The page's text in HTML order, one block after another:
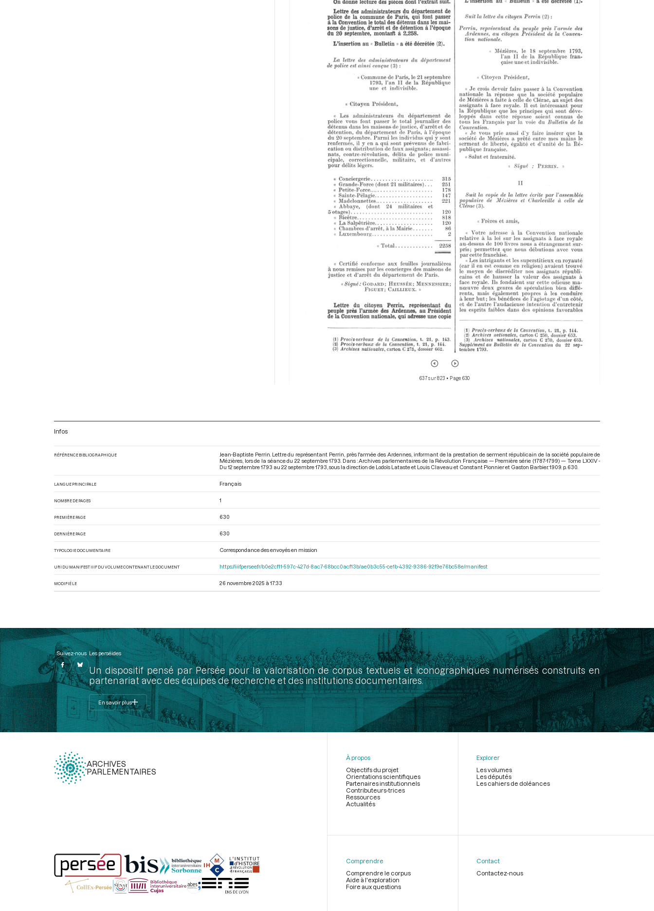
637 sur 823 • Page 630
Infos
RÉFÉRENCE BIBLIOGRAPHIQUE
Jean-Baptiste Perrin. Lettre du représentant Perrin, près l'armée des Ardennes, informant de la prestation de serment républicain de la société populaire de
Mézières, lors de la séance du 22 septembre 1793. Dans : Archives parlementaires de la Révolution Française — Première série (1787-1799) — Tome LXXIV -
Du 12 septembre 1793 au 22 septembre 1793 , sous la direction de Lodoïs Lataste et Louis Claveau et Constant Pionnier et Gaston Barbier. 1909. p. 630.
LANGUE PRINCIPALE Français
NOMBRE DE PAGES 1
PREMIÈRE PAGE 630
DERNIÈRE PAGE 630
TYPOLOGIE DOCUMENTAIRE Correspondance des envoyés en mission
URI DU MANIFEST IIIF DU VOLUME CONTENANT LE DOCUMENT https://iiif.persee.fr/b0e2cf11-597c-427d-8ac7-68bcc0acf13b/ae0b3c55-ce1b-4392-9386-92f9e76bc58e/manifest
MODIFIÉ LE 26 novembre 2025 à 17:33
Suivez-nous Les perséides
Un dispositif pensé par Persée pour la valorisation de corpus textuels et iconographiques numérisés construits en
partenariat avec des équipes de recherche et des institutions documentaires.
En savoir plus
ARCHIVES
PARLEMENTAIRES
page
À propos
Objectifs du projet
Orientations scientifiques
Partenaires institutionnels
Contributeurs-trices
Ressources
Actualités
Explorer
Les volumes
Les députés
Les cahiers de doléances
Comprendre
Comprendre le corpus
Aide à l'exploration
Foire aux questions
Contact
Contactez-nous